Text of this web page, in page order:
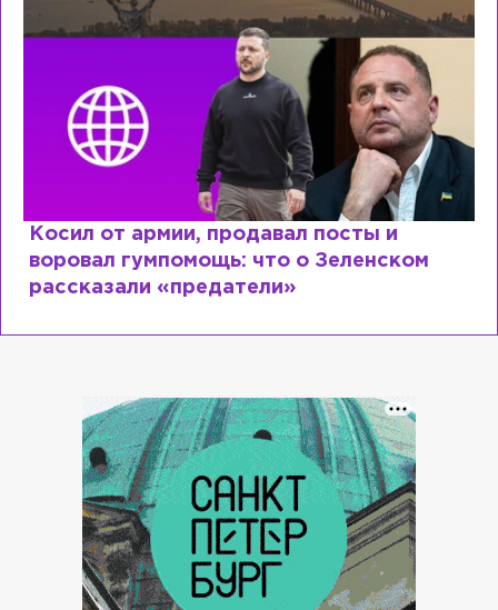
Косил от армии, продавал посты и
воровал гумпомощь: что о Зеленском
рассказали «предатели»